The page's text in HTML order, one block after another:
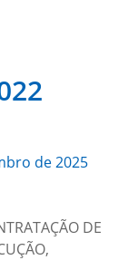
de 2025
DE